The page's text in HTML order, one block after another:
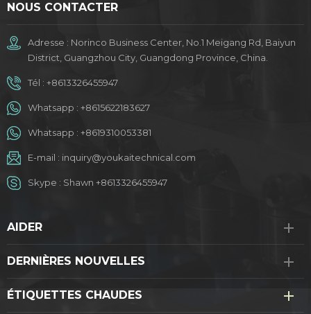
NOUS CONTACTER
Adresse : Norinco Business Center, No.1 Meigang Rd, Baiyun
District, Guangzhou City, Guangdong Province, China.
Tél : +8613326455947
Whatsapp : +8615622183627
Whatsapp : +8619310053381
E-mail : inquiry@youkaitechnical.com
Skype : Shawn +8613326455947
AIDER
DERNIÈRES NOUVELLES
ÉTIQUETTES CHAUDES